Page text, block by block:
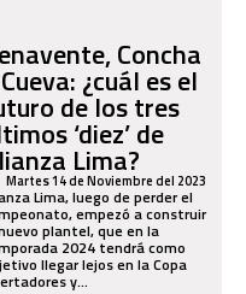
Concha
¿cuál es el
de los tres
‘diez’ de
Lima?
Martes 14 de Noviembre del 2023
Lima, luego de perder el
empezó a construir
plantel, que en la
2024 tendrá como
llegar lejos en la Copa
y...